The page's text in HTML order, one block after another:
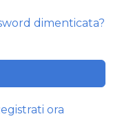
dimenticata?
ora